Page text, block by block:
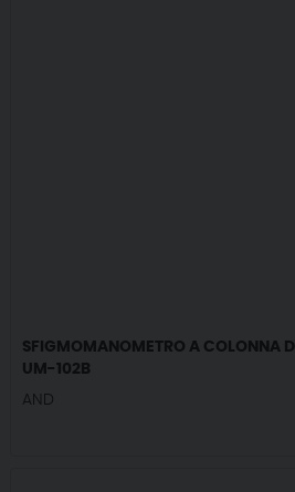
SFIGMOMANOMETRO A COLONNA
UM-102B
AND